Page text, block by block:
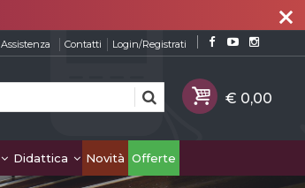
close
Assistenza Contatti Login/Registrati
Didattica Novità Offerte